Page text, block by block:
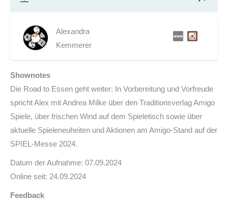
Alexandra
Kemmerer
Shownotes
Die Road to Essen geht weiter: In Vorbereitung und Vorfreude
spricht Alex mit Andrea Milke über den Traditionsverlag Amigo
Spiele, über frischen Wind auf dem Spieletisch sowie über
aktuelle Spieleneuheiten und Aktionen am Amigo-Stand auf der
SPIEL-Messe 2024.
Datum der Aufnahme: 07.09.2024
Online seit: 24.09.2024
Feedback